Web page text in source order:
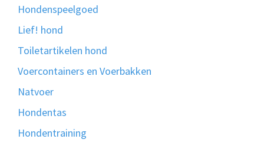
Hondenspeelgoed
Lief! hond
Toiletartikelen hond
Voercontainers en Voerbakken
Natvoer
Hondentas
Hondentraining